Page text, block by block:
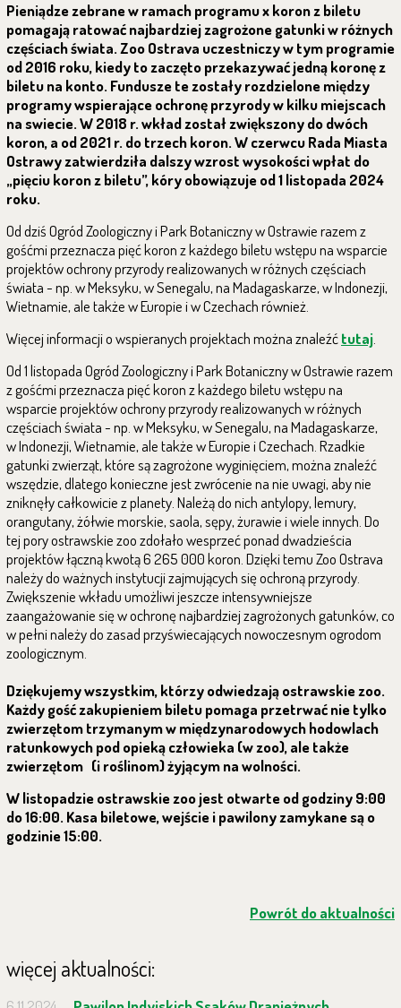
Pieniądze zebrane w ramach programu x koron z biletu
pomagają ratować najbardziej zagrożone gatunki w różnych
częściach świata. Zoo Ostrava uczestniczy w tym programie
od 2016 roku, kiedy to zaczęto przekazywać jedną koronę z
biletu na konto. Fundusze te zostały rozdzielone między
programy wspierające ochronę przyrody w kilku miejscach
na swiecie. W 2018 r. wkład został zwiększony do dwóch
koron, a od 2021 r. do trzech koron. W czerwcu Rada Miasta
Ostrawy zatwierdziła dalszy wzrost wysokości wpłat do
„pięciu koron z biletu”, kóry obowiązuje od 1 listopada 2024
roku.
Od dziś Ogród Zoologiczny i Park Botaniczny w Ostrawie razem z
gośćmi przeznacza pięć koron z każdego biletu wstępu na wsparcie
projektów ochrony przyrody realizowanych w różnych częściach
świata - np. w Meksyku, w Senegalu, na Madagaskarze, w Indonezji,
Wietnamie, ale także w Europie i w Czechach również.
Więcej informacji o wspieranych projektach można znaleźćtutaj
Od 1 listopada Ogród Zoologiczny i Park Botaniczny w Ostrawie razem
z gośćmi przeznacza pięć koron z każdego biletu wstępu na
wsparcie projektów ochrony przyrody realizowanych w różnych
częściach świata - np. w Meksyku, w Senegalu, na Madagaskarze,
w Indonezji, Wietnamie, ale także w Europie i Czechach. Rzadkie
gatunki zwierząt, które są zagrożone wyginięciem, można znaleźć
wszędzie, dlatego konieczne jest zwrócenie na nie uwagi, aby nie
zniknęły całkowicie z planety. Należą do nich antylopy, lemury,
orangutany, żółwie morskie, saola, sępy, żurawie i wiele innych. Do
tej pory ostrawskie zoo zdołało wesprzeć ponad dwadzieścia
projektów łączną kwotą 6 265 000 koron. Dzięki temu Zoo Ostrava
należy do ważnych instytucji zajmujących się ochroną przyrody.
Zwiększenie wkładu umożliwi jeszcze intensywniejsze
zaangażowanie się w ochronę najbardziej zagrożonych gatunków, co
w pełni należy do zasad przyświecających nowoczesnym ogrodom
zoologicznym.
Dziękujemy wszystkim, którzy odwiedzają ostrawskie zoo.
Każdy gość zakupieniem biletu pomaga przetrwać nie tylko
zwierzętom trzymanym w międzynarodowych hodowlach
ratunkowych pod opieką człowieka (w zoo), ale także
zwierzętom (i roślinom) żyjącym na wolności.
W listopadzie ostrawskie zoo jest otwarte od godziny 9:00
do 16:00. Kasa biletowe, wejście i pawilony zamykane są o
godzinie 15:00.
Powrót do aktualności
więcej aktualności: